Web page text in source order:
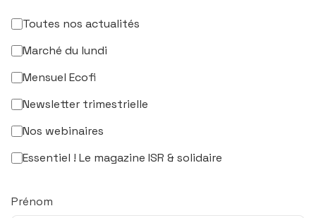
Toutes nos actualités
Marché du lundi
Mensuel Ecofi
Newsletter trimestrielle
Nos webinaires
Essentiel ! Le magazine ISR & solidaire
Prénom